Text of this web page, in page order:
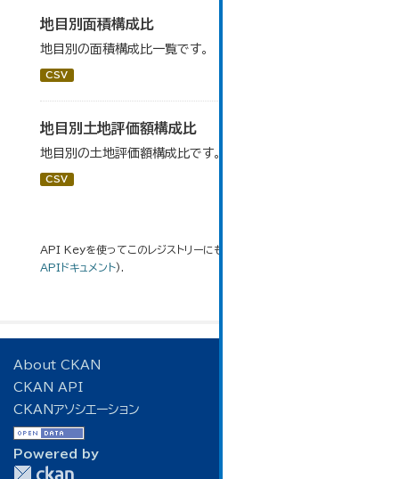
地目別面積構成比
地目別の面積構成比一覧です。
CSV
地目別土地評価額構成比
地目別の土地評価額構成比です。
CSV
API Keyを使ってこのレジストリーにもアクセス可能です
APIドキュメント).
About CKAN
CKAN API
CKANアソシエーション
Powered by